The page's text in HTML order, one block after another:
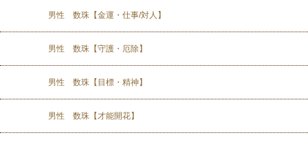
男性 数珠【金運・仕事/対人】
男性 数珠【守護・厄除】
男性 数珠【目標・精神】
男性 数珠【才能開花】